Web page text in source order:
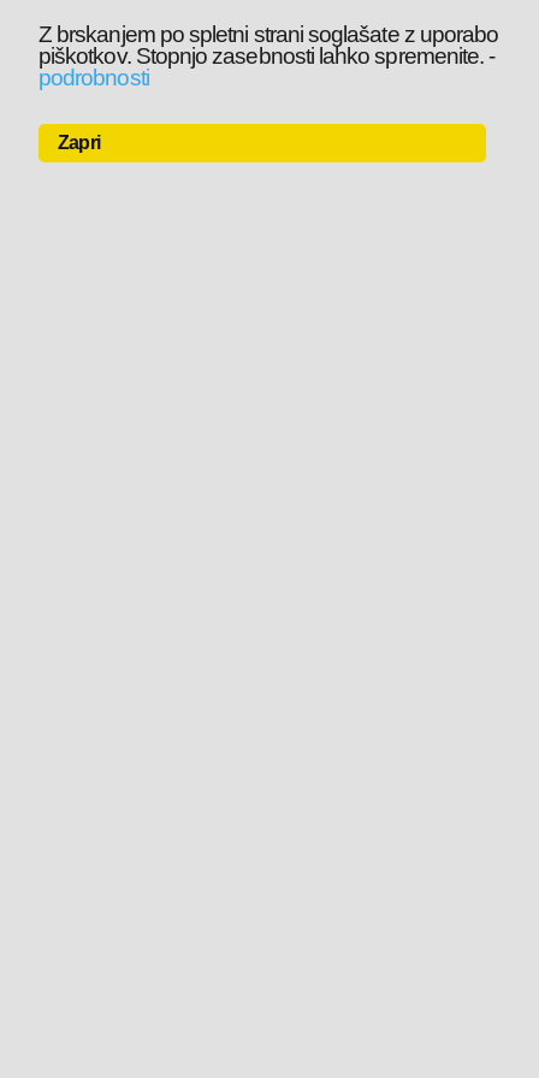
Z brskanjem po spletni strani soglašate z uporabo
piškotkov. Stopnjo zasebnosti lahko spremenite.-
podrobnosti
Zapri